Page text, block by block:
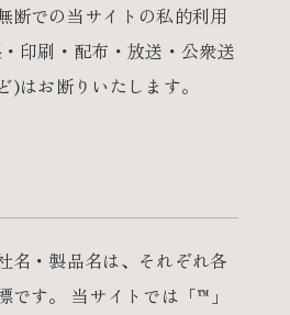
断での当サイトの私的利用
印刷・配布・放送・公衆送
はお断りいたします。
名・製品名は、それぞれ各
す。 当サイトでは「™」